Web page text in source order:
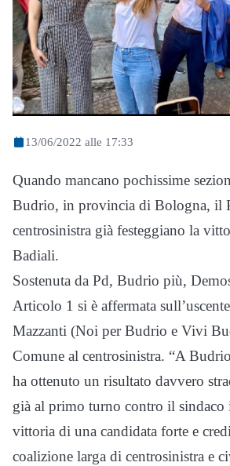
13/06/2022 alle 17:33
Quando mancano pochissime
Budrio, in provincia di Bologna, il
centrosinistra già festeggiano la
Badiali.
Sostenuta da Pd, Budrio più,
Articolo 1 si è affermata
Mazzanti (Noi per Budrio e Vivi
Comune al centrosinistra. “A
ha ottenuto un risultato davvero
già al primo turno contro il sindaco
vittoria di una candidata forte e
coalizione larga di centrosinistra e